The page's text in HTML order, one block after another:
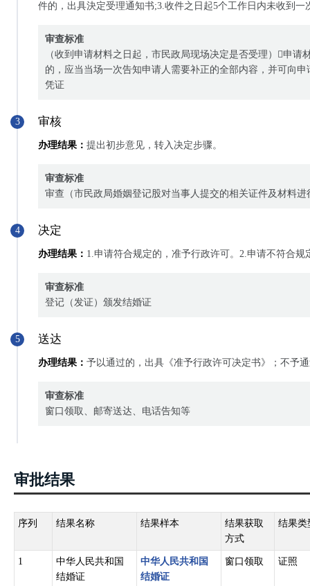
件的，出具決定受理通知书;3.收件之日起5个工作日内未收到
审查标准
（收到申请材料之日起，市民政局现场决定是否受理）申
的，应当当场一次告知申请人需要补正的全部内容，并可向
凭证
3 审核
办理结果： 提出初步意见，转入决定步骤。
审查标准
审查（市民政局婚姻登记股对当事人提交的相关证件及材料进
4 决定
办理结果： 1.申请符合规定的，准予行政许可。2.申请不符合规
审查标准
登记（发证）颁发结婚证
5 送达
办理结果： 予以通过的，出具《准予行政许可决定书》；不予
审查标准
窗口领取、邮寄送达、电话告知等
审批结果
序列 结果名称 结果样本
结果获取
方式
结果类
1
中华人民共和国
结婚证
中华人民共和国
结婚证
窗口领取 证照